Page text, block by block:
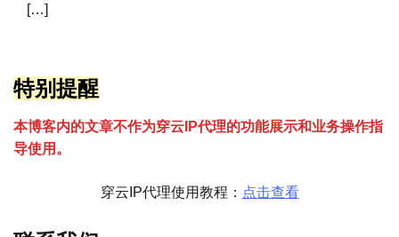
[…]
特别提醒
本博客内的文章不作为穿云 P代理的功能展示和业务操作指
导使用。
穿云IP代理使用教程： 点击查看